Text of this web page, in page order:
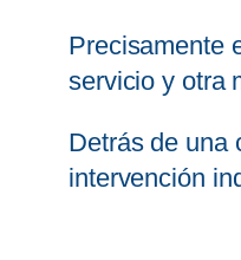
Precisamente
servicio y otra
Detrás de una
intervención